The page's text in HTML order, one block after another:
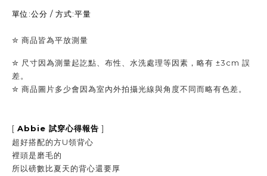
單位:公分 / 方式:平量
✮ 商品皆為平放測量
✮ 尺寸因為測量起訖點、布性、水洗處理等因素，略有 ±3cm 誤
差。
✮ 商品圖片多少會因為室內外拍攝光線與角度不同而略有色差。
[ Abbie 試穿心得報告 ]
超好搭配的方U領背心
裡頭是磨毛的
所以磅數比夏天的背心還要厚